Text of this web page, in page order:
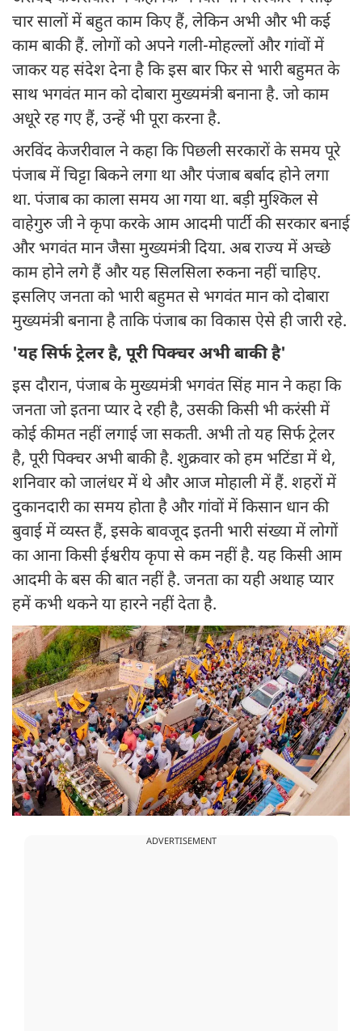
चार सालों में बहुत काम किए हैं, लेकिन अभी और भी कई
काम बाकी हैं. लोगों को अपने गली-मोहल्लों और गांवों में
जाकर यह संदेश देना है कि इस बार फिर से भारी बहुमत के
साथ भगवंत मान को दोबारा मुख्यमंत्री बनाना है. जो काम
अधूरे रह गए हैं, उन्हें भी पूरा करना है.
अरविंद केजरीवाल ने कहा कि पिछली सरकारों के समय पूरे
पंजाब में चिट्टा बिकने लगा था और पंजाब बर्बाद होने लगा
था. पंजाब का काला समय आ गया था. बड़ी मुश्किल से
वाहेगुरु जी ने कृपा करके आम आदमी पार्टी की सरकार बनाई
और भगवंत मान जैसा मुख्यमंत्री दिया. अब राज्य में अच्छे
काम होने लगे हैं और यह सिलसिला रुकना नहीं चाहिए.
इसलिए जनता को भारी बहुमत से भगवंत मान को दोबारा
मुख्यमंत्री बनाना है ताकि पंजाब का विकास ऐसे ही जारी रहे.
'यह सिर्फ ट्रेलर है, पूरी पिक्चर अभी बाकी है'
इस दौरान, पंजाब के मुख्यमंत्री भगवंत सिंह मान ने कहा कि
जनता जो इतना प्यार दे रही है, उसकी किसी भी करंसी में
कोई कीमत नहीं लगाई जा सकती. अभी तो यह सिर्फ ट्रेलर
है, पूरी पिक्चर अभी बाकी है. शुक्रवार को हम भटिंडा में थे,
शनिवार को जालंधर में थे और आज मोहाली में हैं. शहरों में
दुकानदारी का समय होता है और गांवों में किसान धान की
बुवाई में व्यस्त हैं, इसके बावजूद इतनी भारी संख्या में लोगों
का आना किसी ईश्वरीय कृपा से कम नहीं है. यह किसी आम
आदमी के बस की बात नहीं है. जनता का यही अथाह प्यार
हमें कभी थकने या हारने नहीं देता है.
ADVERTISEMENT